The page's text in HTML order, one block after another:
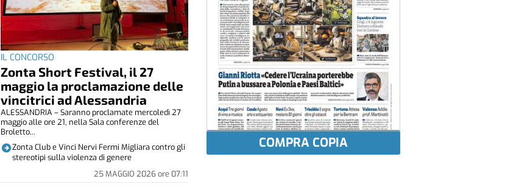
IL CONCORSO
Zonta Short Festival, il 27
maggio la proclamazione delle
vincitrici ad Alessandria
25 MAGGIO 2026ore 07:11
ALESSANDRIA – Saranno proclamate mercoledì 27
maggio alle ore 21, nella Sala conferenze del
Broletto...
Zonta Club e Vinci Nervi Fermi Migliara contro gli
stereotipi sulla violenza di genere
COMPRA COPIA